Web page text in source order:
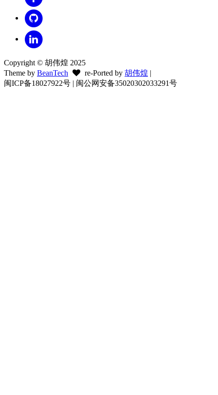
Copyright © 胡伟煌 2025
Theme by BeanTech re-Ported by 胡伟煌 |
闽ICP备18027922号 | 闽公网安备35020302033291号